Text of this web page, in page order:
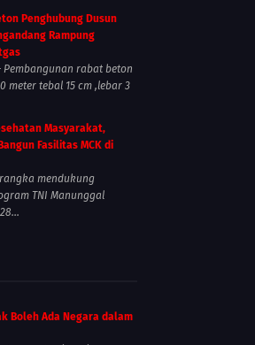
Penghubung Dusun
Rampung
Pembangunan rabat beton
meter tebal 15 cm ,lebar 3
Masyarakat,
Fasilitas MCK di
mendukung
TNI Manunggal
Boleh Ada Negara dalam